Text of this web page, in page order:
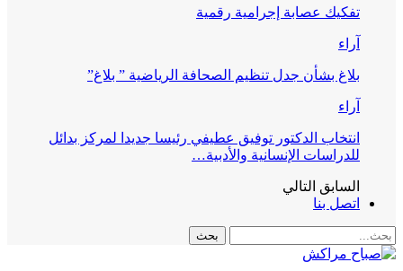
تفكيك عصابة إجرامية رقمية
آراء
بلاغ بشأن جدل تنظيم الصحافة الرياضية ” بلاغ”
آراء
انتخاب الدكتور توفيق عطيفي رئيسا جديدا لمركز بدائل
للدراسات الإنسانية والأدبية…
السابق التالي
اتصل بنا